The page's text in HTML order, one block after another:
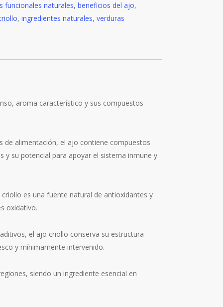
funcionales naturales,beneficios del ajo,
,ingredientes naturales,verduras
aroma característico y sus compuestos
de alimentación, el ajo contiene compuestos
y su potencial para apoyar el sistema inmune y
es una fuente natural de antioxidantes y
oxidativo.
el ajo criollo conserva su estructura
y mínimamente intervenido.
siendo un ingrediente esencial en